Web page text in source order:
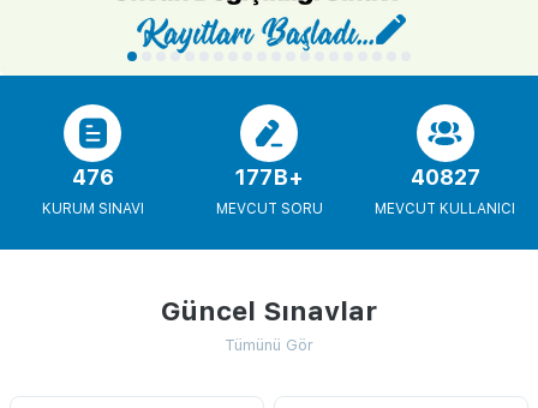
476
KURUM SINAVI
177B+
MEVCUT SORU
40827
MEVCUT KULLANICI
Güncel Sınavlar
Tümünü Gör